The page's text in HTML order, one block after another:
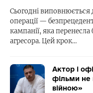
Сьогодні виповнюється
операції —
кампанії, яка
агресора. Цей крок…
Актор і
фільми не
війною»